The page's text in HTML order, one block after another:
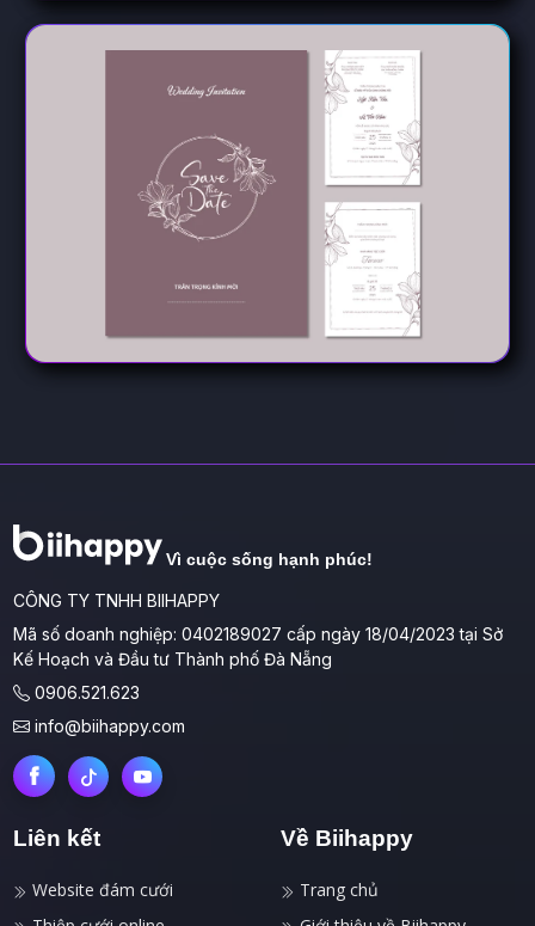
Vì cuộc sống hạnh phúc!
CÔNG TY TNHH BIIHAPPY
Mã số doanh nghiệp: 0402189027 cấp ngày 18/04/2023 tại Sở
Kế Hoạch và Đầu tư Thành phố Đà Nẵng
0906.521.623
info@biihappy.com
Liên kết
Website đám cưới
Về Biihappy
Trang chủ